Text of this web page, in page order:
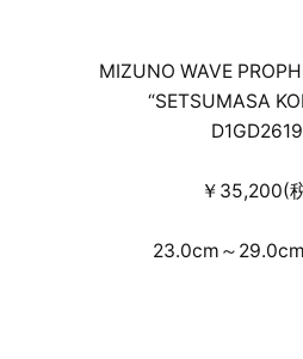
MIZUNO WAVE
“SETSUMASA
￥35,200(
23.0cm～